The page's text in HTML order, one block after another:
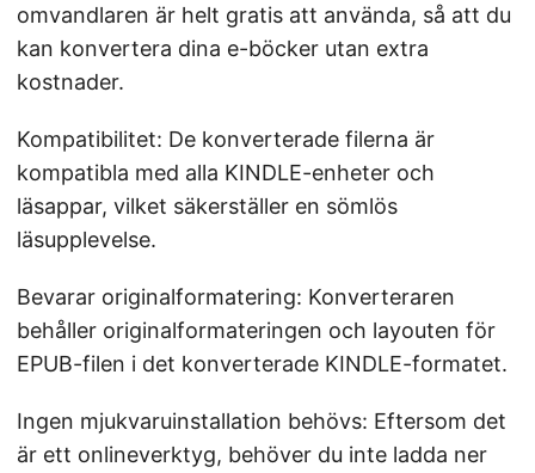
omvandlaren är helt gratis att använda, så att du
kan konvertera dina e-böcker utan extra
kostnader.
Kompatibilitet: De konverterade filerna är
kompatibla med alla KINDLE-enheter och
läsappar, vilket säkerställer en sömlös
läsupplevelse.
Bevarar originalformatering: Konverteraren
behåller originalformateringen och layouten för
EPUB-filen i det konverterade KINDLE-formatet.
Ingen mjukvaruinstallation behövs: Eftersom det
är ett onlineverktyg, behöver du inte ladda ner